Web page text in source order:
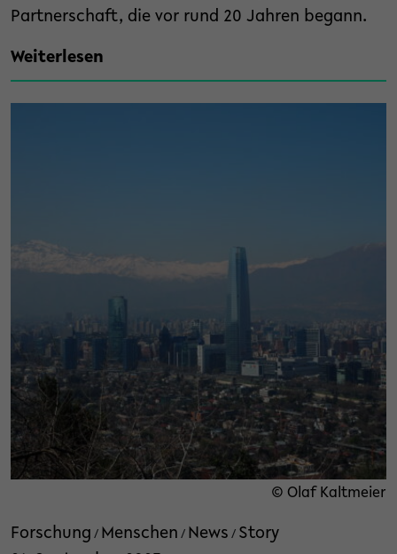
Partnerschaft, die vor rund 20 Jahren begann.
Weiterlesen
© Olaf Kaltmeier
Forschung / Menschen / News / Story